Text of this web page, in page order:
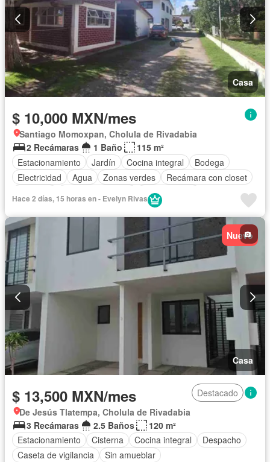
Casa
$ 10,000 MXN/mes
Santiago Momoxpan, Cholula de Rivadabia
2 Recámaras
1 Baño
115 m²
Estacionamiento
Jardín Cocina integral
Bodega
Electricidad
Agua Zonas verdes
Recámara con closet
Permite niños
Hace 2 días, 15 horas en - Evelyn Rivas
Nuevo
Casa
$ 13,500 MXN/mes
Destacado
De Jesús Tlatempa, Cholula de Rivadabia
3 Recámaras
2.5 Baños
120 m²
Estacionamiento
Cisterna Cocina integral
Despacho
Caseta de vigilancia
Sin amueblar